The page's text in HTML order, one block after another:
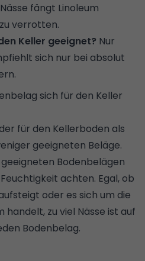
fängt Linoleum
verrotten.
Keller geeignet? Nur
sich nur bei absolut
sich für den Keller
für den Kellerboden als
geeigneten Beläge.
Bodenbelägen
achten. Egal, ob
oder es sich um die
handelt, zu viel Nässe ist auf
Bodenbelag.